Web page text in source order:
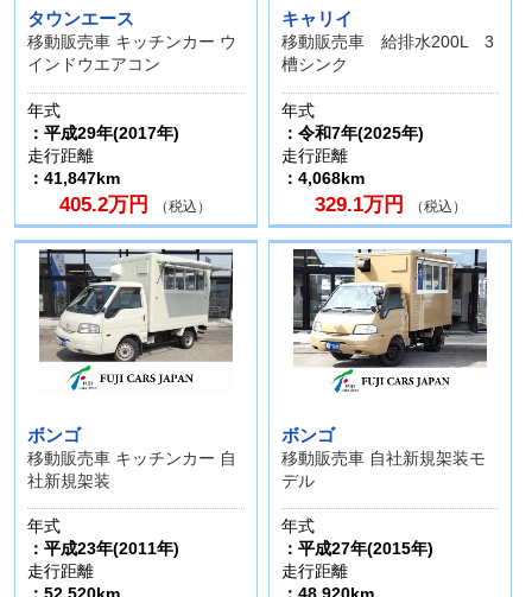
タウンエース
移動販売車 キッチンカー ウ
インドウエアコン
年式
：平成29年(2017年)
走行距離
：41,847km
405.2万円 （税込）
キャリイ
移動販売車 給排水200L 3
槽シンク
年式
：令和7年(2025年)
走行距離
：4,068km
329.1万円 （税込）
ボンゴ
移動販売車 キッチンカー 自
社新規架装
年式
：平成23年(2011年)
走行距離
ボンゴ
移動販売車 自社新規架装モ
デル
年式
：平成27年(2015年)
走行距離